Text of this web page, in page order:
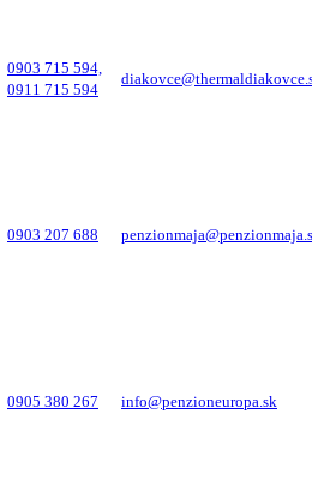
0903 715 594,
0911 715 594
0903 207 688
0905 380 267 info@penzioneuropa.sk